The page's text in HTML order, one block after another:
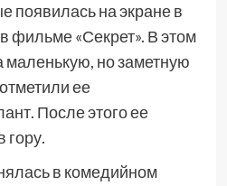
появилась на экране в
фильме «Секрет». В этом
но заметную
ее
После этого ее
гору.
в комедийном